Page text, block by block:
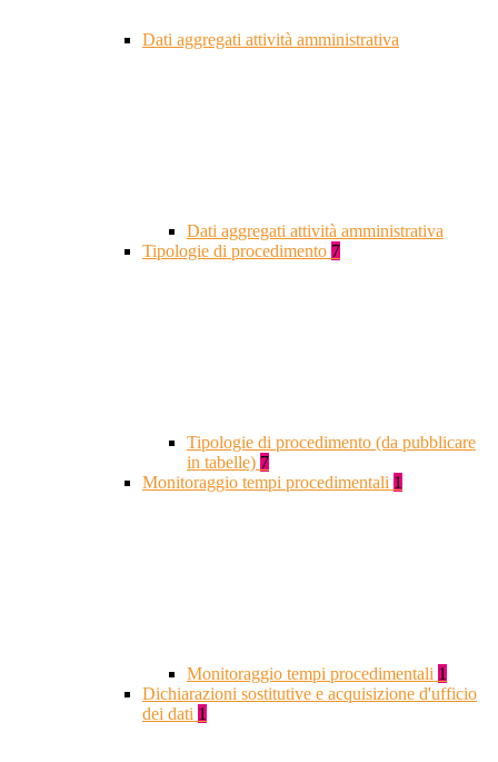
Dati aggregati attività amministrativa
Dati aggregati attività amministrativa
Tipologie di procedimento 7
Tipologie di procedimento (da pubblicare
in tabelle) 7
Monitoraggio tempi procedimentali 1
Monitoraggio tempi procedimentali 1
Dichiarazioni sostitutive e acquisizione d'ufficio
dei dati 1